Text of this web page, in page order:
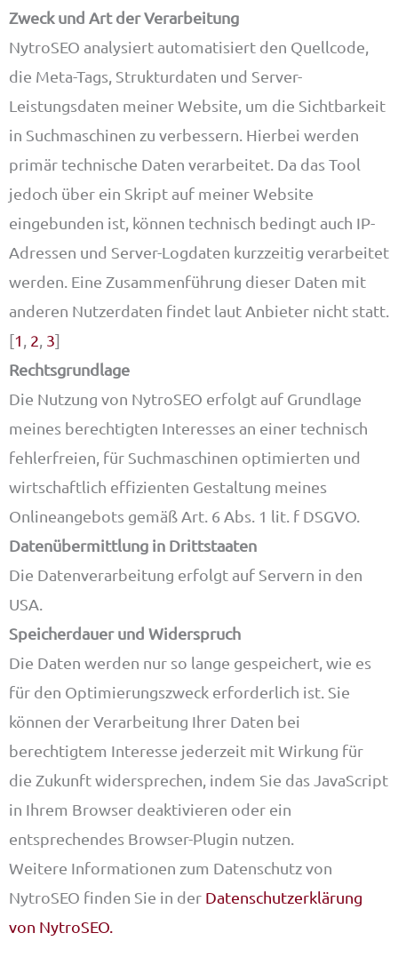
Zweck und Art der Verarbeitung
NytroSEO analysiert automatisiert den Quellcode,
die Meta-Tags, Strukturdaten und Server-
Leistungsdaten meiner Website, um die Sichtbarkeit
in Suchmaschinen zu verbessern. Hierbei werden
primär technische Daten verarbeitet. Da das Tool
jedoch über ein Skript auf meiner Website
eingebunden ist, können technisch bedingt auch IP-
Adressen und Server-Logdaten kurzzeitig verarbeitet
werden. Eine Zusammenführung dieser Daten mit
anderen Nutzerdaten findet laut Anbieter nicht statt.
[1 2 3]
Rechtsgrundlage
Die Nutzung von NytroSEO erfolgt auf Grundlage
meines berechtigten Interesses an einer technisch
fehlerfreien, für Suchmaschinen optimierten und
wirtschaftlich effizienten Gestaltung meines
Onlineangebots gemäß Art. 6 Abs. 1 lit. f DSGVO.
Datenübermittlung in Drittstaaten
Die Datenverarbeitung erfolgt auf Servern in den
USA.
Speicherdauer und Widerspruch
Die Daten werden nur so lange gespeichert, wie es
für den Optimierungszweck erforderlich ist. Sie
können der Verarbeitung Ihrer Daten bei
berechtigtem Interesse jederzeit mit Wirkung für
die Zukunft widersprechen, indem Sie das JavaScript
in Ihrem Browser deaktivieren oder ein
entsprechendes Browser-Plugin nutzen.
Weitere Informationen zum Datenschutz von
NytroSEO finden Sie in der Datenschutzerklärung
von NytroSEO.